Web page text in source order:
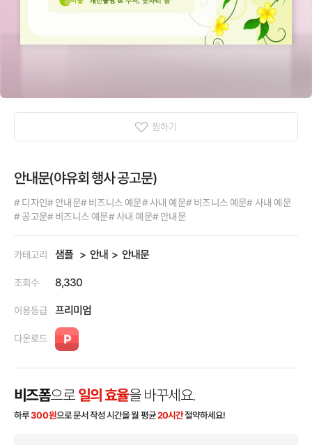
찜하기
안내문(야유회 행사 공고문)
# 디자인# 안내문# 비즈니스 예문# 사내 예문# 비즈니스 예문# 사내 예문
# 공고문# 비즈니스 예문# 사내 예문# 안내문
카테고리 샘플 안내 안내문
조회수 8,330
이용등급 프리미엄
다운로드
비즈폼으로 일의 효율을 바꾸세요.
하루300원으로 문서 작성 시간을 월 평균20시간절약하세요!